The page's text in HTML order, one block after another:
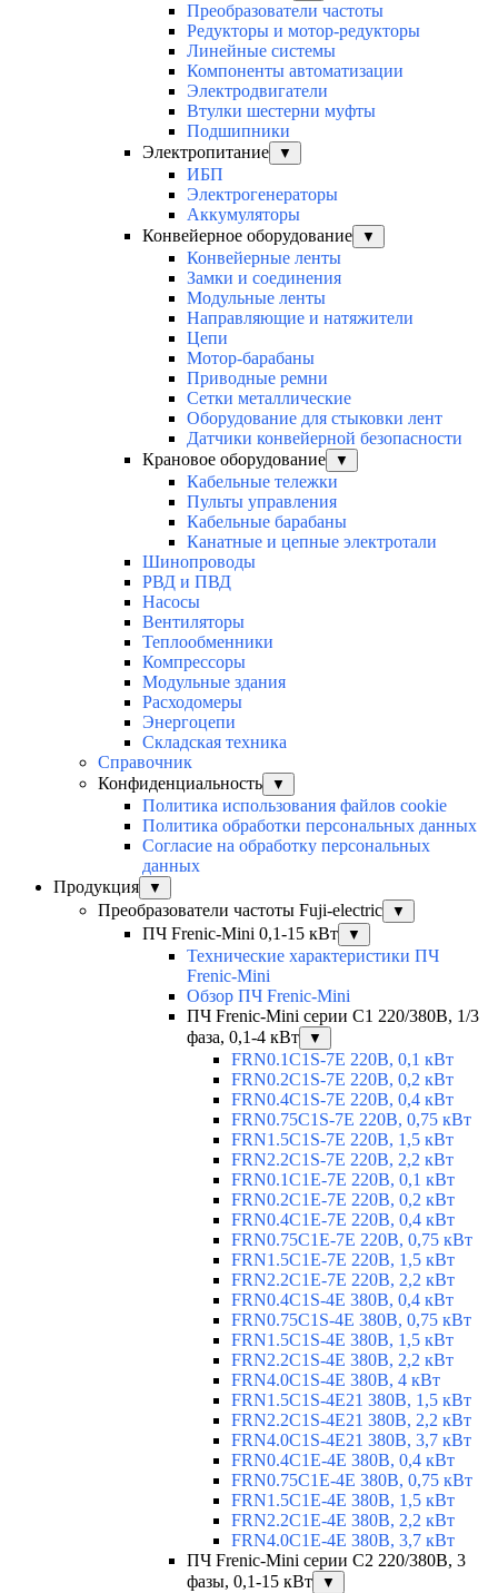
Преобразователи частоты
Редукторы и мотор-редукторы
Линейные системы
Компоненты автоматизации
Электродвигатели
Втулки шестерни муфты
Подшипники
Электропитание
▼
ИБП
Электрогенераторы
Аккумуляторы
Конвейерное оборудование
▼
Конвейерные ленты
Замки и соединения
Модульные ленты
Направляющие и натяжители
Цепи
Мотор-барабаны
Приводные ремни
Сетки металлические
Оборудование для стыковки лент
Датчики конвейерной безопасности
Крановое оборудование
▼
Кабельные тележки
Пульты управления
Кабельные барабаны
Канатные и цепные электротали
Шинопроводы
РВД и ПВД
Насосы
Вентиляторы
Теплообменники
Компрессоры
Модульные здания
Расходомеры
Энергоцепи
Складская техника
Справочник
Конфиденциальность
▼
Политика использования файлов cookie
Политика обработки персональных данных
Согласие на обработку персональных
данных
Продукция
▼
Преобразователи частоты Fuji-electric ▼
ПЧ Frenic-Mini 0,1-15 кВт ▼
Технические характеристики ПЧ
Frenic-Mini
Обзор ПЧ Frenic-Mini
ПЧ Frenic-Mini серии C1 220/380В, 1/3
фаза, 0,1-4 кВт
▼
FRN0.1C1S-7E 220В, 0,1 кВт
FRN0.2C1S-7E 220В, 0,2 кВт
FRN0.4C1S-7E 220В, 0,4 кВт
FRN0.75C1S-7E 220В, 0,75 кВт
FRN1.5C1S-7E 220В, 1,5 кВт
FRN2.2C1S-7E 220В, 2,2 кВт
FRN0.1C1E-7E 220В, 0,1 кВт
FRN0.2C1E-7E 220В, 0,2 кВт
FRN0.4C1E-7E 220В, 0,4 кВт
FRN0.75C1E-7E 220В, 0,75 кВт
FRN1.5C1E-7E 220В, 1,5 кВт
FRN2.2C1E-7E 220В, 2,2 кВт
FRN0.4C1S-4E 380В, 0,4 кВт
FRN0.75C1S-4E 380В, 0,75 кВт
FRN1.5C1S-4E 380В, 1,5 кВт
FRN2.2C1S-4E 380В, 2,2 кВт
FRN4.0C1S-4E 380В, 4 кВт
FRN1.5C1S-4E21 380В, 1,5 кВт
FRN2.2C1S-4E21 380В, 2,2 кВт
FRN4.0C1S-4E21 380В, 3,7 кВт
FRN0.4C1E-4E 380В, 0,4 кВт
FRN0.75C1E-4E 380В, 0,75 кВт
FRN1.5C1E-4E 380В, 1,5 кВт
FRN2.2C1E-4E 380В, 2,2 кВт
FRN4.0C1E-4E 380В, 3,7 кВт
ПЧ Frenic-Mini серии С2 220/380В, 3
фазы, 0,1-15 кВт
▼